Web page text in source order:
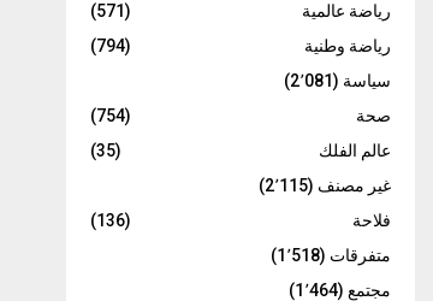
رياضة عالمية
(571)
رياضة وطنية
(794)
سياسة (2٬081)
صحة
(754)
عالم الفلك
(35)
غير مصنف (2٬115)
فلاحة
(136)
متفرقات (1٬518)
مجتمع (1٬464)